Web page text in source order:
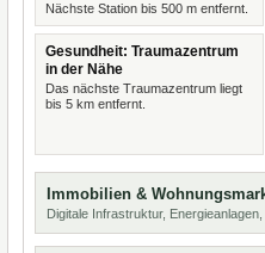
Nächste Station bis 500 m entfernt.
Gesundheit: Traumazentrum
in der Nähe
Das nächste Traumazentrum liegt
bis 5 km entfernt.
Immobilien &
Digitale Infrastruktur,